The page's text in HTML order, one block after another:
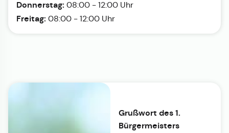
Donnerstag: 08:00 - 12:00 Uhr
Freitag: 08:00 - 12:00 Uhr
Grußwort des 1.
Bürgermeisters